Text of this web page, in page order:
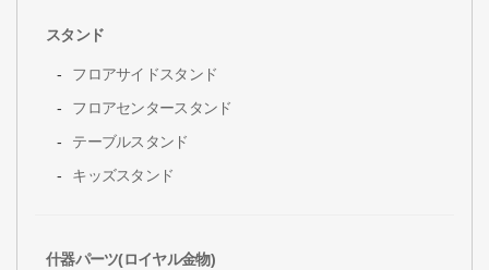
スタンド
フロアサイドスタンド
フロアセンタースタンド
テーブルスタンド
キッズスタンド
什器パーツ(ロイヤル金物)